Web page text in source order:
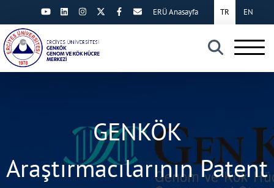
×
TR EN
ERÜ Anasayfa
GENKÖK
Araştırmacılarının Patent